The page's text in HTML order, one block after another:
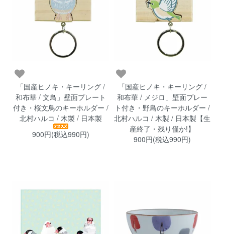
「国産ヒノキ・キーリング /
和布華 / 文鳥」壁面プレート
付き・桜文鳥のキーホルダー /
北村ハルコ / 木製 / 日本製
900円(税込990円)
「国産ヒノキ・キーリング /
和布華 / メジロ」壁面プレー
ト付き・野鳥のキーホルダー /
北村ハルコ / 木製 / 日本製【生
産終了・残り僅か!】
900円(税込990円)